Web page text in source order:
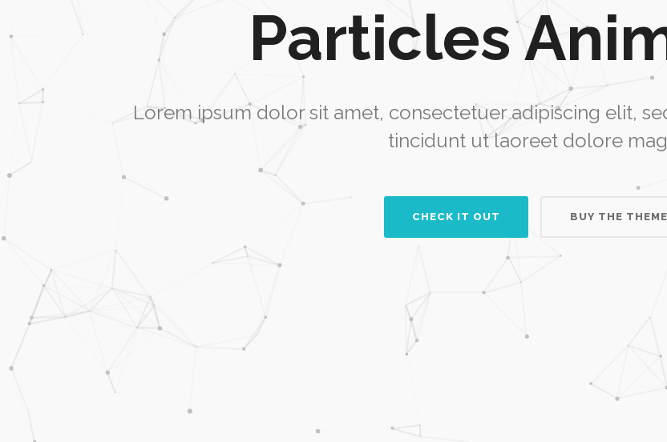
Particles
Lorem ipsum dolor sit amet, consectetuer adipiscing elit,
tincidunt ut laoreet dolore
CHECK IT OUT BUY THE THEME